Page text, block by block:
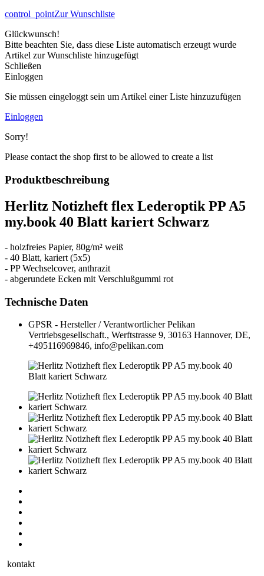
control_pointZur Wunschliste
Glückwunsch!
Bitte beachten Sie, dass diese Liste automatisch erzeugt wurde
Artikel zur Wunschliste hinzugefügt
Schließen
Einloggen
Sie müssen eingeloggt sein um Artikel einer Liste hinzuzufügen
Einloggen
Sorry!
Please contact the shop first to be allowed to create a list
Produktbeschreibung
Herlitz Notizheft flex Lederoptik PP A5
my.book 40 Blatt kariert Schwarz
- holzfreies Papier, 80g/m² weiß
- 40 Blatt, kariert (5x5)
- PP Wechselcover, anthrazit
- abgerundete Ecken mit Verschlußgummi rot
Technische Daten
GPSR - Hersteller / Verantwortlicher Pelikan
Vertriebsgesellschaft., Werftstrasse 9, 30163 Hannover, DE,
+495116969846, info@pelikan.com
kontakt